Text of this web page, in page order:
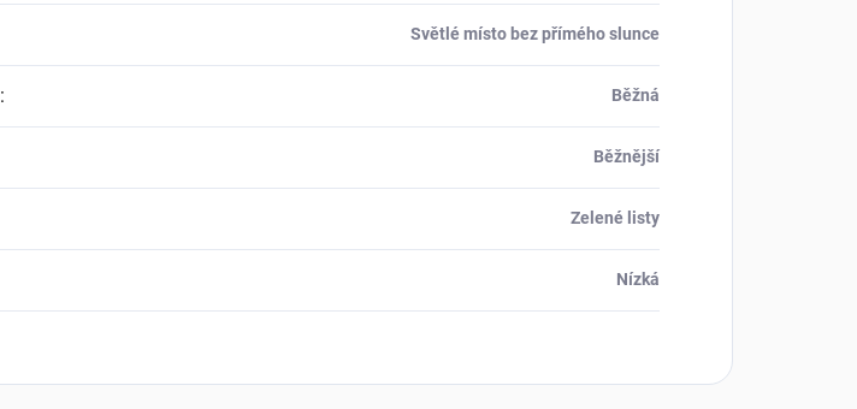
Světlé místo bez přímého slunce
: Běžná
Běžnější
Zelené listy
Nízká